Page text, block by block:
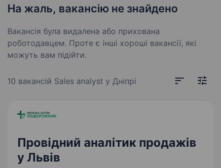
На жаль, вакансію не знайдено
Вакансія була видалена або прихована
роботодавцем. Проте є інші хороші вакансії, які
можуть вам підійти.
10 вакансій Sales analyst у Дніпрі
Провідний аналітик продажів
у Львів